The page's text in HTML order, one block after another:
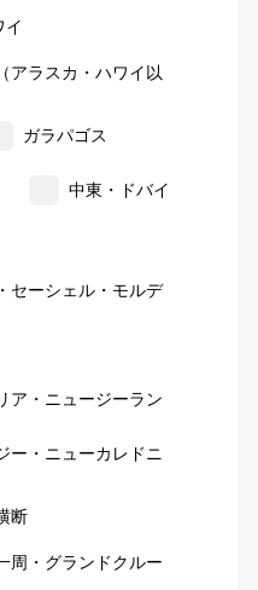
イ
アラスカ・ハワイ以
ガラパゴス
中東・ドバイ
セーシェル・モルデ
ア・ニュージーラン
ー・ニューカレドニ
断
周・グランドクルー